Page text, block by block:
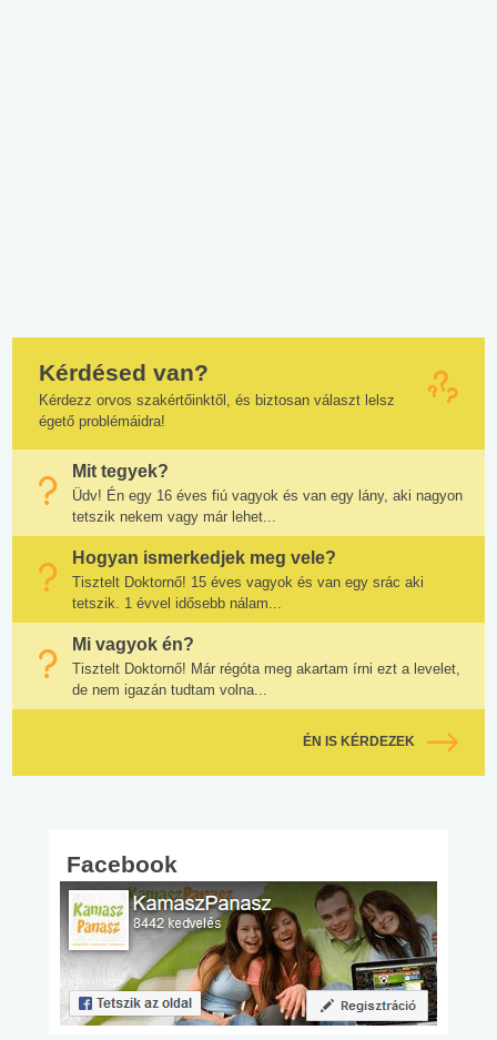
Kérdésed van?
Kérdezz orvos szakértőinktől, és biztosan választ lelsz
égető problémáidra!
Mit tegyek?
Üdv! Én egy 16 éves fiú vagyok és van egy lány, aki nagyon
tetszik nekem vagy már lehet...
Hogyan ismerkedjek meg vele?
Tisztelt Doktornő! 15 éves vagyok és van egy srác aki
tetszik. 1 évvel idősebb nálam...
Mi vagyok én?
Tisztelt Doktornő! Már régóta meg akartam írni ezt a levelet,
de nem igazán tudtam volna...
ÉN IS KÉRDEZEK
Facebook